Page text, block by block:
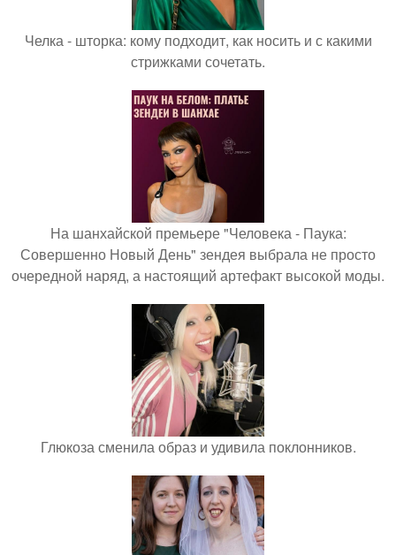
Челка - шторка: кому подходит, как носить и с какими
стрижками сочетать.
На шанхайской премьере "Человека - Паука:
Совершенно Новый День" зендея выбрала не просто
очередной наряд, а настоящий артефакт высокой моды.
Глюкоза сменила образ и удивила поклонников.